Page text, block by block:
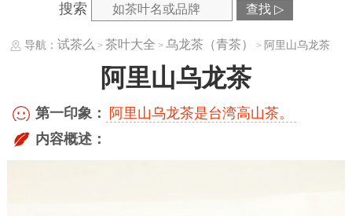
搜索 查找 ▷
导航： 试茶么 > 茶叶大全 > 乌龙茶（青茶） > 阿里山乌龙茶
阿里山乌龙茶
第一印象：
阿里山乌龙茶是台湾高山茶。
内容概述：